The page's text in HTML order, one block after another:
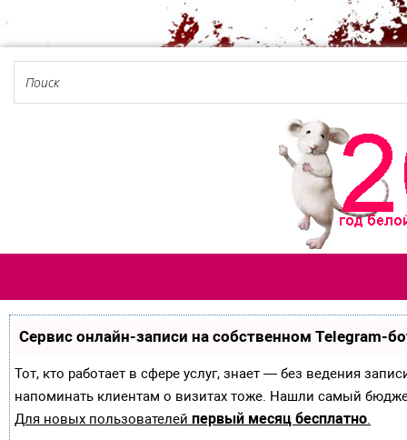
Сервис онлайн-записи на собственном Telegram-
Тот, кто работает в сфере услуг, знает — без ведения
напоминать клиентам о визитах тоже. Нашли самый
Для новых пользователей первый месяц бесплатно.